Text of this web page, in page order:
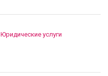
Юридические услуги